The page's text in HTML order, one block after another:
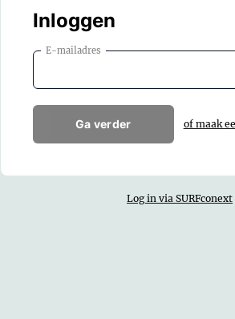
Inloggen
E-mailadres
Ga verder of maak
Log in via SURFconext